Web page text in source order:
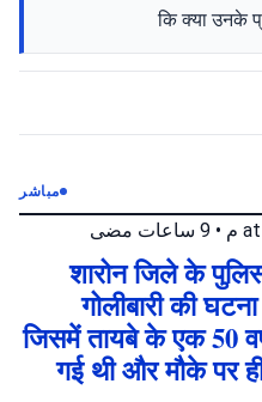
कि क्या उनके
مباشر
• 9 ساعات مضى
शारोन जिले के
गोलीबारी की
जिसमें तायबे के एक 50
गई थी और मौके पर